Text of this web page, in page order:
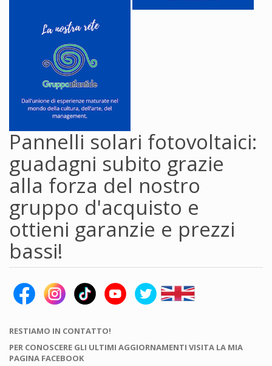
Pannelli solari fotovoltaici:
guadagni subito grazie
alla forza del nostro
gruppo d'acquisto e
ottieni garanzie e prezzi
bassi!
RESTIAMO IN CONTATTO!
PER CONOSCERE GLI ULTIMI AGGIORNAMENTI VISITA LA MIA
PAGINA FACEBOOK